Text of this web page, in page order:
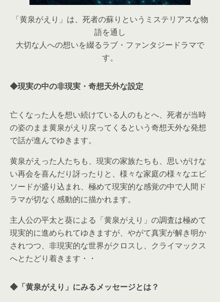
「黄泉がえり」は、死者の蘇りというミステリアスな物
語を通し
大切な人への想いを綴るラブ・ファンタジードラマで
す。
◆現実の中の非現実・奇想天外な設定
亡くなった人を想い続けている人のもとへ、死者が当時
の姿のまま黄泉がえり戻ってくるという奇想天外な発想
で話が進んでゆきます。
黄泉がえった人たちも、現実の家族たちも、思いがけな
い再会を喜んだり訝ったりと、様々な家庭の様々なエピ
ソードが盛り込まれ、極めて現実的な感覚の中で人間ド
ラマが切なく感動的に描かれます。
主人公の平太と葵による「黄泉がえり」の調査は極めて
現実的に進められてゆきますが、やがて真実が解き明か
されつつ、非現実的な世界がクロスし、クライマックス
へとたどり着きます・・
◆「黄泉がえり」にみるメッセージとは？